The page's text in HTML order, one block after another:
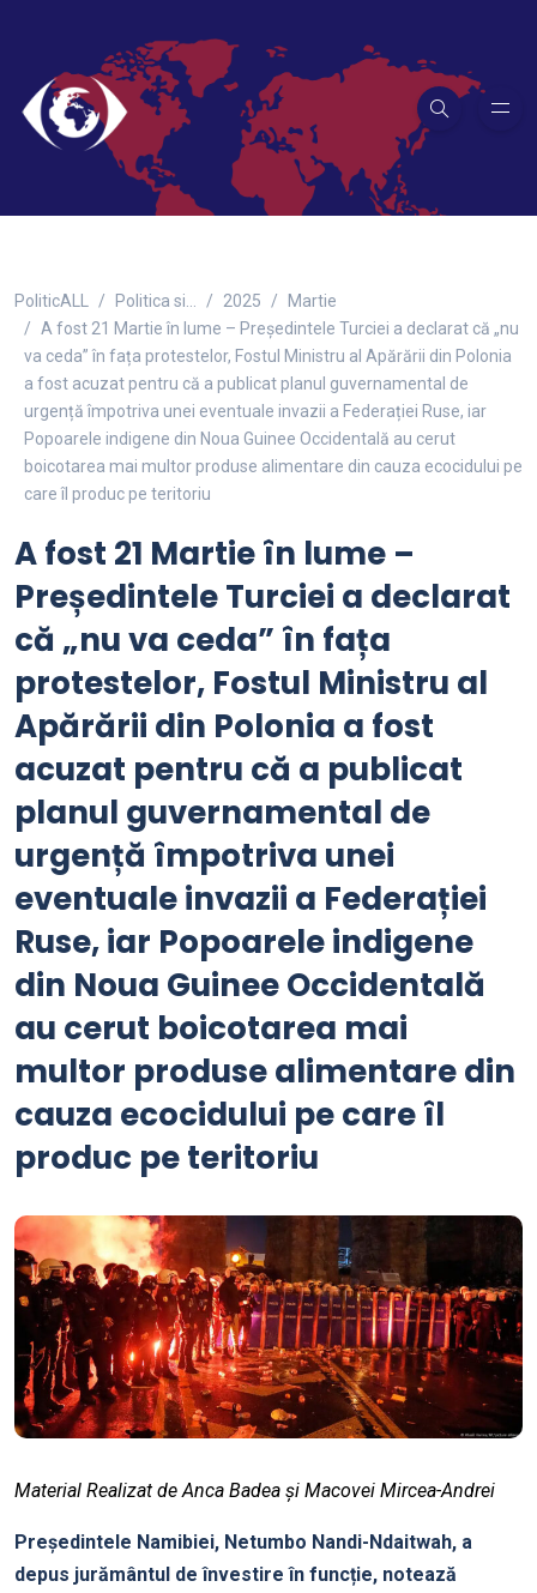
PoliticALL Politica si… 2025
Martie
A fost 21 Martie în lume – Președintele Turciei a declarat că „nu
va ceda” în fața protestelor, Fostul Ministru al Apărării din Polonia
a fost acuzat pentru că a publicat planul guvernamental de
urgență împotriva unei eventuale invazii a Federației Ruse, iar
Popoarele indigene din Noua Guinee Occidentală au cerut
boicotarea mai multor produse alimentare din cauza ecocidului pe
care îl produc pe teritoriu
A fost 21 Martie în lume –
Președintele Turciei a declarat
că „nu va ceda” în fața
protestelor, Fostul Ministru al
Apărării din Polonia a fost
acuzat pentru că a publicat
planul guvernamental de
urgență împotriva unei
eventuale invazii a Federației
Ruse, iar Popoarele indigene
din Noua Guinee Occidentală
au cerut boicotarea mai
multor produse alimentare din
cauza ecocidului pe care îl
produc pe teritoriu
Material Realizat de Anca Badea și Macovei Mircea-Andrei
Președintele Namibiei, Netumbo Nandi-Ndaitwah, a
depus jurământul de învestire în funcție, notează